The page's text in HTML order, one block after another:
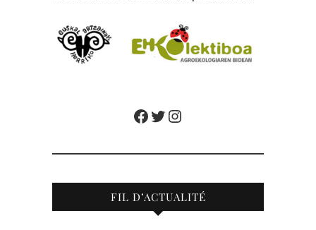
Facebook
Twitter
Instagram
FIL D’ACTUALITÉ